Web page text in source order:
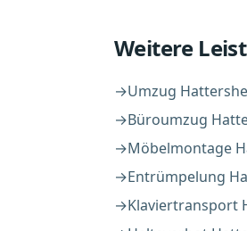
Weitere
→Umzug
→Büroumzug
→Möbelmontage
→Entrümpelung
→Klaviertransport